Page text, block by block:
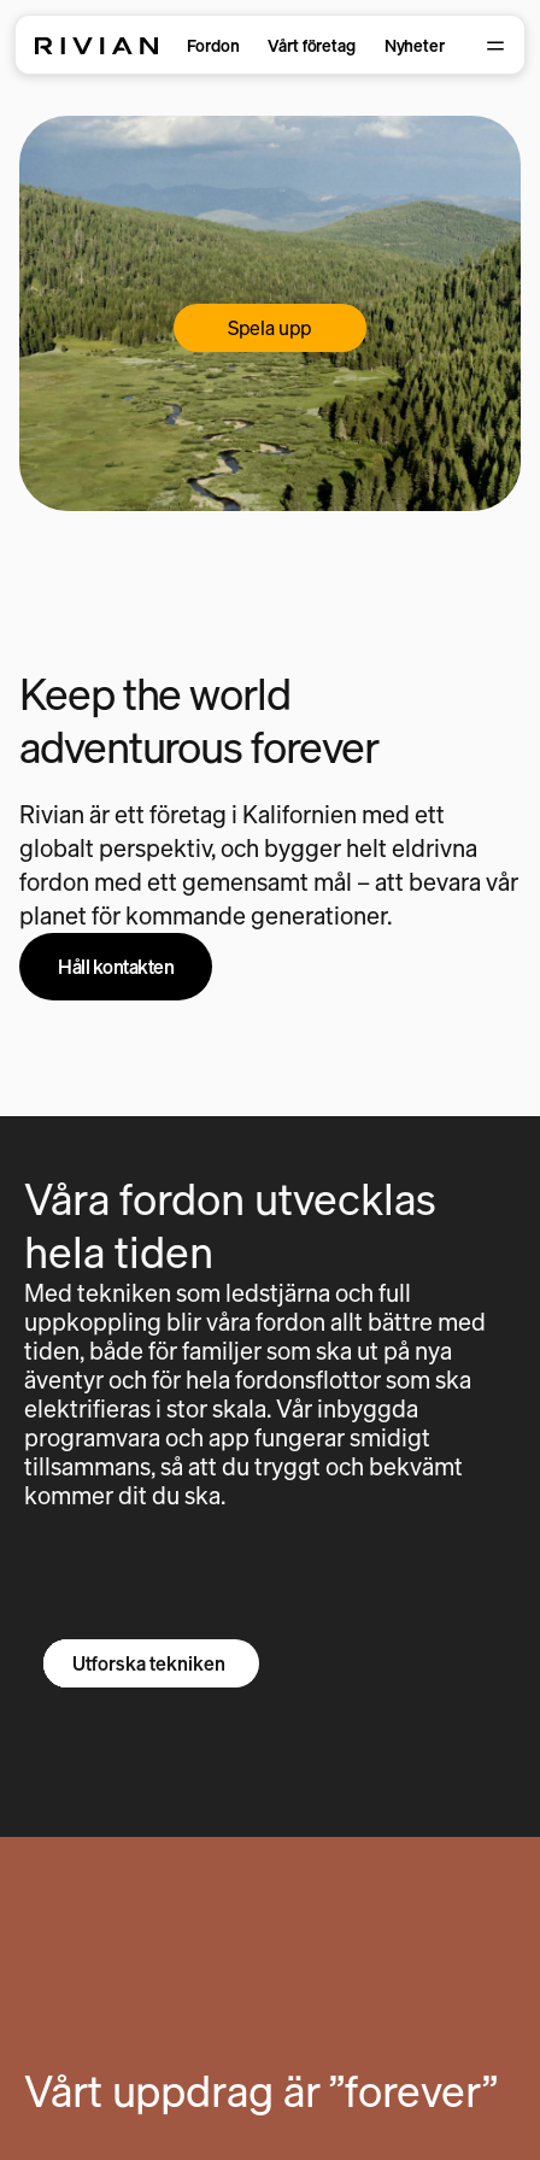
Fordon Vårt företag Nyheter
Spela upp
Keep the world
adventurous forever
Rivian är ett företag i Kalifornien med ett
globalt perspektiv, och bygger helt eldrivna
fordon med ett gemensamt mål – att bevara vår
planet för kommande generationer.
Håll kontakten
Våra fordon utvecklas
hela tiden
Med tekniken som ledstjärna och full
uppkoppling blir våra fordon allt bättre med
tiden, både för familjer som ska ut på nya
äventyr och för hela fordonsflottor som ska
elektrifieras i stor skala. Vår inbyggda
programvara och app fungerar smidigt
tillsammans, så att du tryggt och bekvämt
kommer dit du ska.
Utforska R1S
Utforska R1T
Utforska skåpbilar
Utforska tekniken
Vårt uppdrag är ”forever”